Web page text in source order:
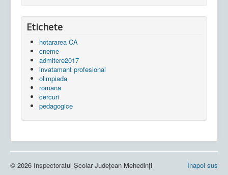
Etichete
hotararea CA
cneme
admitere2017
invatamant profesional
olimpiada
romana
cercuri
pedagogice
Înapoi sus
© 2026 Inspectoratul Școlar Județean Mehedinți